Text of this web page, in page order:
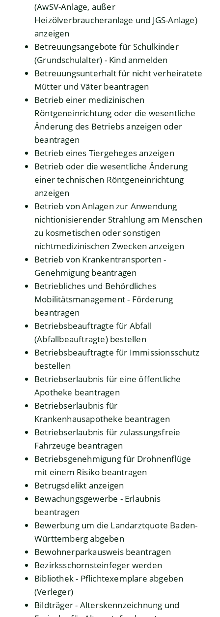
(AwSV-Anlage, außer
Heizölverbraucheranlage und JGS-Anlage)
anzeigen
Betreuungsangebote für Schulkinder
(Grundschulalter) - Kind anmelden
Betreuungsunterhalt für nicht verheiratete
Mütter und Väter beantragen
Betrieb einer medizinischen
Röntgeneinrichtung oder die wesentliche
Änderung des Betriebs anzeigen oder
beantragen
Betrieb eines Tiergeheges anzeigen
Betrieb oder die wesentliche Änderung
einer technischen Röntgeneinrichtung
anzeigen
Betrieb von Anlagen zur Anwendung
nichtionisierender Strahlung am Menschen
zu kosmetischen oder sonstigen
nichtmedizinischen Zwecken anzeigen
Betrieb von Krankentransporten -
Genehmigung beantragen
Betriebliches und Behördliches
Mobilitätsmanagement - Förderung
beantragen
Betriebsbeauftragte für Abfall
(Abfallbeauftragte) bestellen
Betriebsbeauftragte für Immissionsschutz
bestellen
Betriebserlaubnis für eine öffentliche
Apotheke beantragen
Betriebserlaubnis für
Krankenhausapotheke beantragen
Betriebserlaubnis für zulassungsfreie
Fahrzeuge beantragen
Betriebsgenehmigung für Drohnenflüge
mit einem Risiko beantragen
Betrugsdelikt anzeigen
Bewachungsgewerbe - Erlaubnis
beantragen
Bewerbung um die Landarztquote Baden-
Württemberg abgeben
Bewohnerparkausweis beantragen
Bezirksschornsteinfeger werden
Bibliothek - Pflichtexemplare abgeben
(Verleger)
Bildträger - Alterskennzeichnung und